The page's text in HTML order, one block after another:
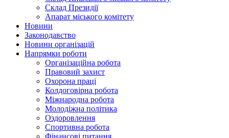
Склад Президії
Апарат міського комітету
Новини
Законодавство
Новини організацій
Напрямки роботи
Організаційна робота
Правовий захист
Охорона праці
Колдоговірна робота
Міжнародна робота
Молодіжна політика
Оздоровлення
Спортивна робота
Фінансові питання